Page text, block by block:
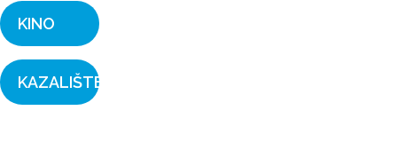
KINO
KAZALIŠTE